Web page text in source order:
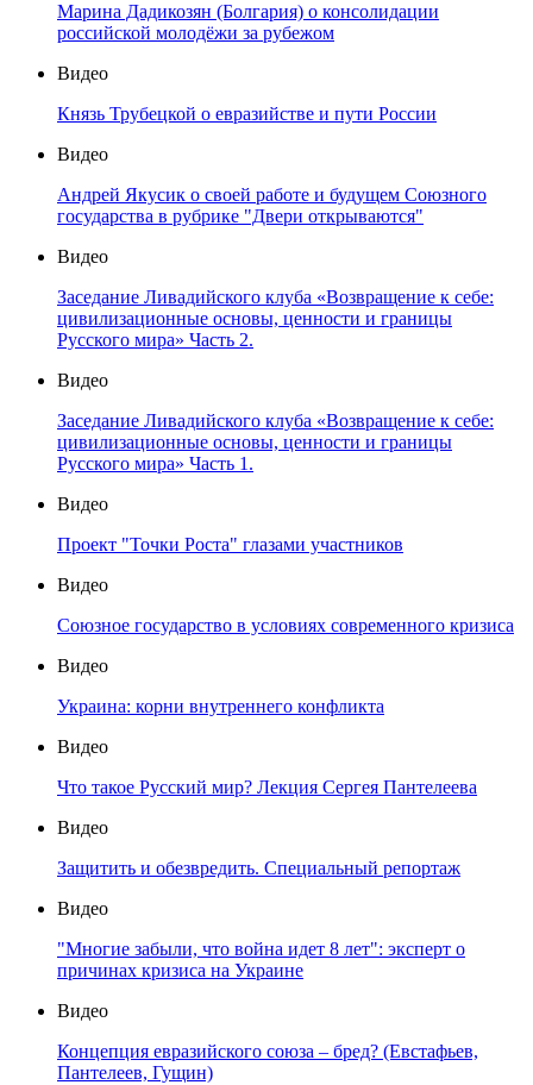
Марина Дадикозян (Болгария) о консолидации
российской молодёжи за рубежом
Видео
Князь Трубецкой о евразийстве и пути России
Видео
Андрей Якусик о своей работе и будущем Союзного
государства в рубрике "Двери открываются"
Видео
Заседание Ливадийского клуба «Возвращение к себе:
цивилизационные основы, ценности и границы
Русского мира» Часть 2.
Видео
Заседание Ливадийского клуба «Возвращение к себе:
цивилизационные основы, ценности и границы
Русского мира» Часть 1.
Видео
Проект "Точки Роста" глазами участников
Видео
Союзное государство в условиях современного кризиса
Видео
Украина: корни внутреннего конфликта
Видео
Что такое Русский мир? Лекция Сергея Пантелеева
Видео
Защитить и обезвредить. Специальный репортаж
Видео
"Многие забыли, что война идет 8 лет": эксперт о
причинах кризиса на Украине
Видео
Концепция евразийского союза – бред? (Евстафьев,
Пантелеев, Гущин)